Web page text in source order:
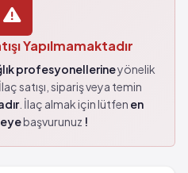
Yapılmamaktadır
profesyonellerineyönelik
satışı, sipariş veya temin
. İlaç almak için lütfen en
başvurunuz !